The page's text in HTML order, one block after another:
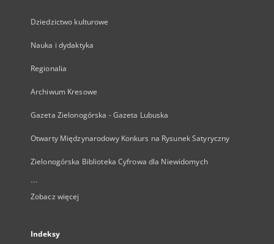
Dziedzictwo kulturowe
Nauka i dydaktyka
Regionalia
Archiwum Kresowe
Gazeta Zielonogórska - Gazeta Lubuska
Otwarty Międzynarodowy Konkurs na Rysunek Satyryczny
Zielonogórska Biblioteka Cyfrowa dla Niewidomych
...
Zobacz więcej
Indeksy